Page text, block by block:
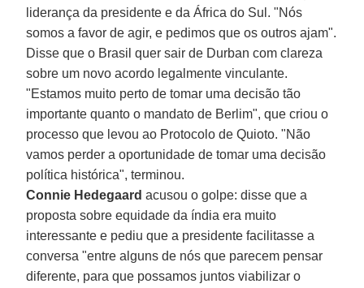
liderança da presidente e da África do Sul. "Nós
somos a favor de agir, e pedimos que os outros ajam".
Disse que o Brasil quer sair de Durban com clareza
sobre um novo acordo legalmente vinculante.
"Estamos muito perto de tomar uma decisão tão
importante quanto o mandato de Berlim", que criou o
processo que levou ao Protocolo de Quioto. "Não
vamos perder a oportunidade de tomar uma decisão
política histórica", terminou.
Connie Hedegaard acusou o golpe: disse que a
proposta sobre equidade da índia era muito
interessante e pediu que a presidente facilitasse a
conversa "entre alguns de nós que parecem pensar
diferente, para que possamos juntos viabilizar o